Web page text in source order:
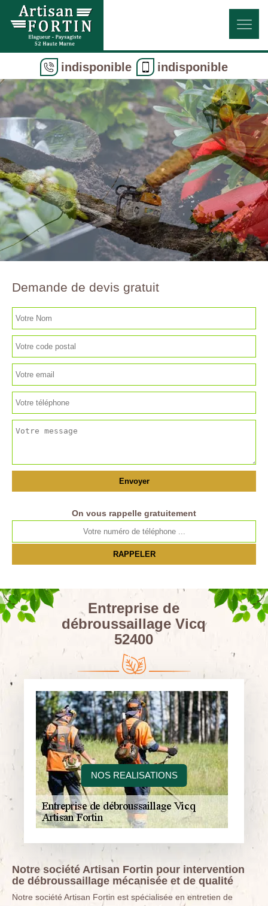
indisponible indisponible
NOS REALISATIONS
Demande de devis gratuit
On vous rappelle gratuitement
Entreprise de
débroussaillage Vicq
52400
Notre société Artisan Fortin pour intervention
de débroussaillage mécanisée et de qualité
Notre société Artisan Fortin est spécialisée en entretien de